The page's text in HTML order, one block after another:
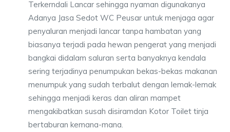
Terkerndali Lancar sehingga nyaman digunakanya
Adanya Jasa Sedot WC Peusar untuk menjaga agar
penyaluran menjadi lancar tanpa hambatan yang
biasanya terjadi pada hewan pengerat yang menjadi
bangkai didalam saluran serta banyaknya kendala
sering terjadinya penumpukan bekas-bekas makanan
menumpuk yang sudah terbalut dengan lemak-lemak
sehingga menjadi keras dan aliran mampet
mengakibatkan susah disiramdan Kotor Toilet tinja
bertaburan kemana-mana.